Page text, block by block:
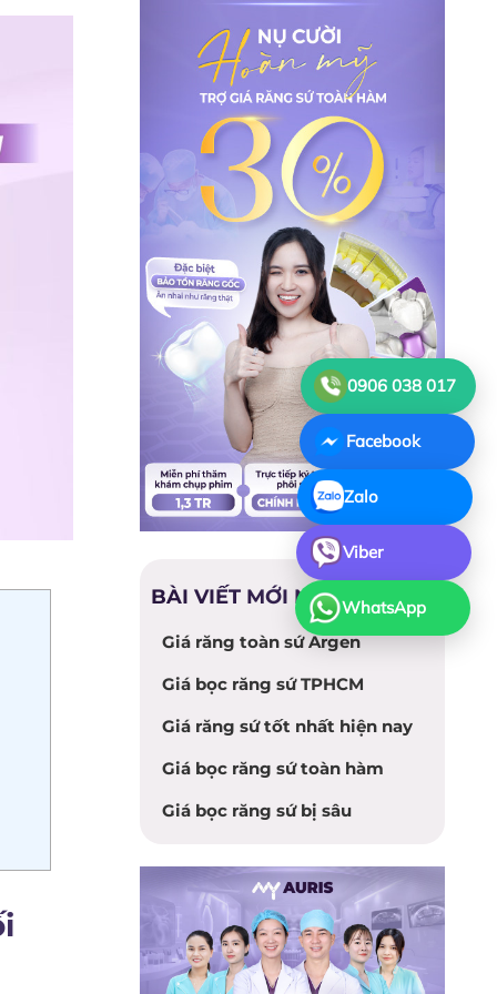
BÀI VIẾT MỚI NHẤT
Giá răng toàn sứ Argen
Giá bọc răng sứ TPHCM
Giá răng sứ tốt nhất hiện nay
Giá bọc răng sứ toàn hàm
Giá bọc răng sứ bị sâu
0906 038 017
Facebook
Zalo
Viber
WhatsApp